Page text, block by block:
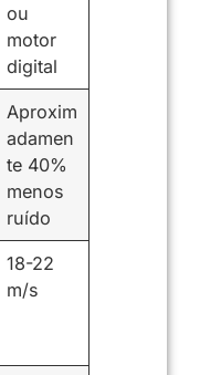
ou
motor
digital
Aproxim
adamen
te 40%
menos
ruído
18-22
m/s